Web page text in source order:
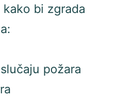
bi zgrada
požara